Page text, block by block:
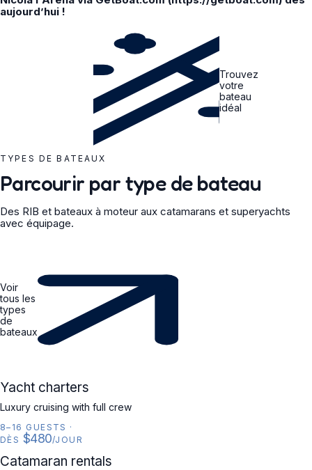
aujourd’hui !
Trouvez
votre
bateau
idéal
TYPES DE BATEAUX
Parcourir par type de bateau
Des RIB et bateaux à moteur aux catamarans et superyachts
avec équipage.
Voir
tous les
types
de
bateaux
YACHT
Yacht charters
Luxury cruising with full crew
8–16 GUESTS ·
DÈS $480/JOUR
CATAMARAN
Catamaran rentals